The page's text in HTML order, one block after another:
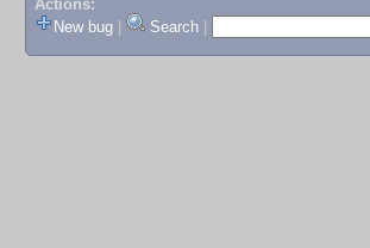
Actions:
New bug
Search